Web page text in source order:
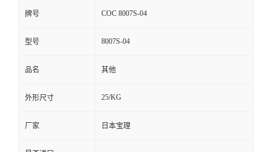
牌号 COC 8007S-04
型号 8007S-04
品名 其他
外形尺寸 25/KG
厂家 日本宝理